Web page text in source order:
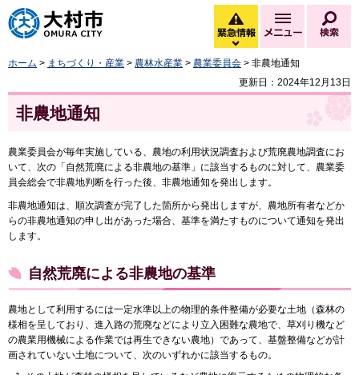
大村市
緊急情報
緊急情報を開く
メニュー
ホーム > まちづくり・産業 > 農林水産業 > 農業委員会 > 非農地通知
更新日：2024年12月13日
非農地通知
農業委員会が毎年実施している、農地の利用状況調査および荒廃農地調査にお
いて、次の「自然荒廃による非農地の基準」に該当するものに対して、農業委
員会総会で非農地判断を行った後、非農地通知を発出します。
非農地通知は、順次調査が完了した箇所から発出しますが、農地所有者などか
らの非農地通知の申し出があった場合、基準を満たすものについて通知を発出
します。
自然荒廃による非農地の基準
農地として利用するには一定水準以上の物理的条件整備が必要な土地（森林の
様相を呈しており、進入路の荒廃などにより立入困難な農地で、草刈り機など
の農業用機械による作業では再生できない農地）であって、基盤整備などが計
画されていない土地について、次のいずれかに該当するもの。